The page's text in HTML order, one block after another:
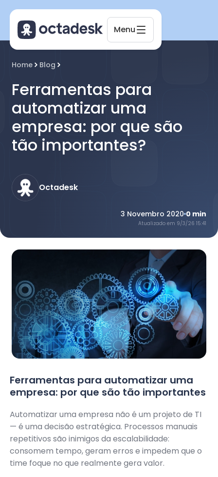
Menu
Home Blog
Ferramentas para
automatizar uma
empresa: por que são
tão importantes?
Octadesk
3 Novembro 2020 0 min
Atualizado em 9/3/26 15:41
Ferramentas para automatizar uma
empresa: por que são tão importantes
Automatizar uma empresa não é um projeto de TI
— é uma decisão estratégica. Processos manuais
repetitivos são inimigos da escalabilidade:
consomem tempo, geram erros e impedem que o
time foque no que realmente gera valor.
Online agora